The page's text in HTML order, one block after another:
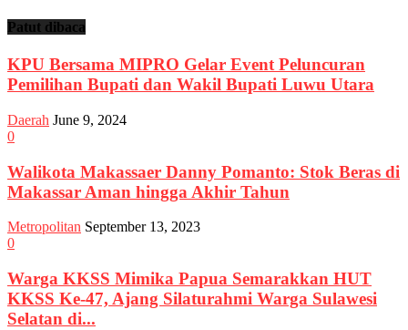
Patut dibaca
KPU Bersama MIPRO Gelar Event Peluncuran
Pemilihan Bupati dan Wakil Bupati Luwu Utara
Daerah June 9, 2024
0
Walikota Makassaer Danny Pomanto: Stok Beras di
Makassar Aman hingga Akhir Tahun
Metropolitan September 13, 2023
0
Warga KKSS Mimika Papua Semarakkan HUT
KKSS Ke-47, Ajang Silaturahmi Warga Sulawesi
Selatan di...